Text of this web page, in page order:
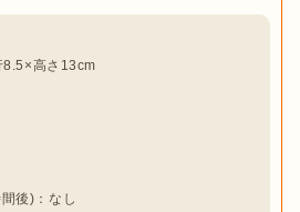
8.5×高さ13cm
後)：なし